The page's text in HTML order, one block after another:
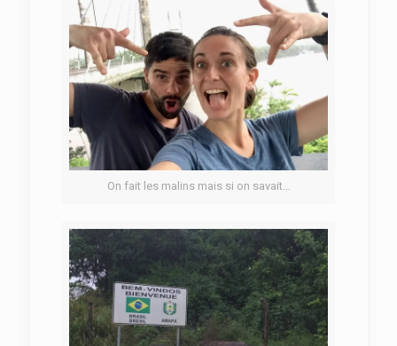
On fait les malins mais si on savait…